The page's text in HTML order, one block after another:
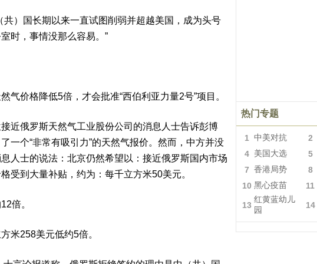
）国长期以来一直试图削弱并超越美国，成为头号
时，事情没那么容易。”
气价格降低5倍，才会批准“西伯利亚力量2号”项目。
近俄罗斯天然气工业股份公司的消息人士告诉彭博
一个“非常有吸引力”的天然气报价。然而，中方并没
人士的说法：北京仍然希望以：接近俄罗斯国内市场
受到大量补贴，约为：每千立方米50美元。
倍。
米258美元低约5倍。
热门专题
1 中美对抗 2
4 美国大选 5
7 香港局势 8
10 黑心疫苗 11
13
红黄蓝幼儿
园
14